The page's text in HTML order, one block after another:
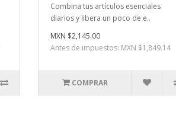
Combina tus artículos esenciales
diarios y libera un poco de e..
MXN $2,145.00
Antes de impuestos: MXN $1,849.14
COMPRAR